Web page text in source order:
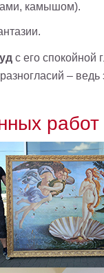
камышом).
с его спокойной
–
работ